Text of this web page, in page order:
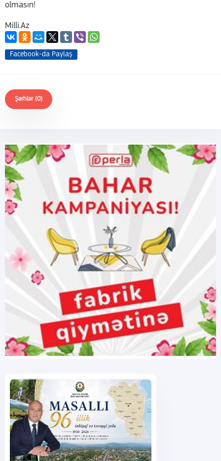
olmasın!
Milli.Az
Facebook-da Paylaş
Şərhlər (0)